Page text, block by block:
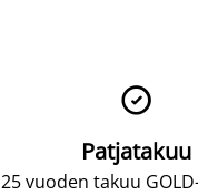

Patjatakuu
25 vuoden takuu